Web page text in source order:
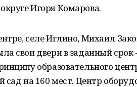
Игоря Комарова.
селе Иглино, Михаил
свои двери в заданный срок
образовательного
сад на 160 мест. Центр